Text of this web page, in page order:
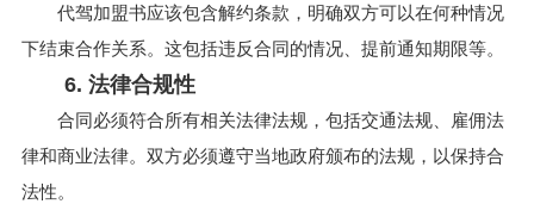
代驾加盟书应该包含解约条款，明确双方可以在何种情况
下结束合作关系。这包括违反合同的情况、提前通知期限等。
6. 法律合规性
合同必须符合所有相关法律法规，包括交通法规、雇佣法
律和商业法律。双方必须遵守当地政府颁布的法规，以保持合
法性。